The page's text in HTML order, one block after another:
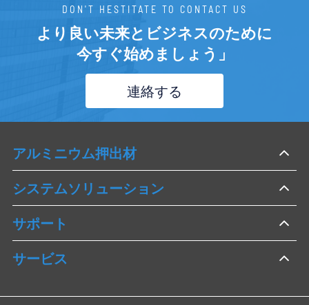
DON'T HESTITATE TO CONTACT US
より良い未来とビジネスのために
今すぐ始めましょう」
連絡する
アルミニウム押出材
システムソリューション
サポート
サービス